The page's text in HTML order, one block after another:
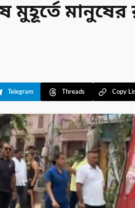
মানুষের
Telegram Threads Copy